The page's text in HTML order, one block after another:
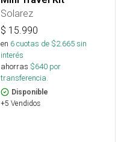
Solarez
$ 15.990
en 6cuotas de $2.665sin
interés
ahorras $640 por
transferencia.
Disponible
+5 Vendidos